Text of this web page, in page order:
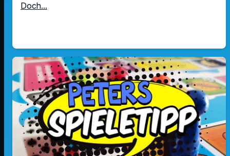
Doch...